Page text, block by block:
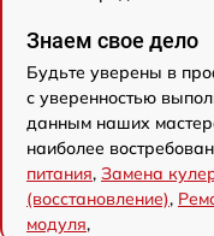
Знаем свое дело
Будьте уверены в
с уверенностью
данным наших
наиболее
питания, Замена
(восстановление),
модуля,